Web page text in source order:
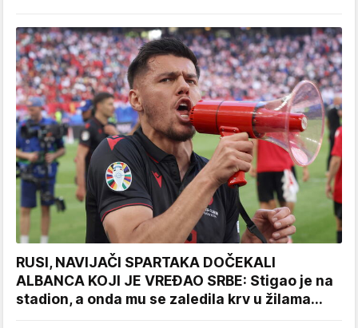
RUSI, NAVIJAČI SPARTAKA DOČEKALI
ALBANCA KOJI JE VREĐAO SRBE: Stigao je na
stadion, a onda mu se zaledila krv u žilama...